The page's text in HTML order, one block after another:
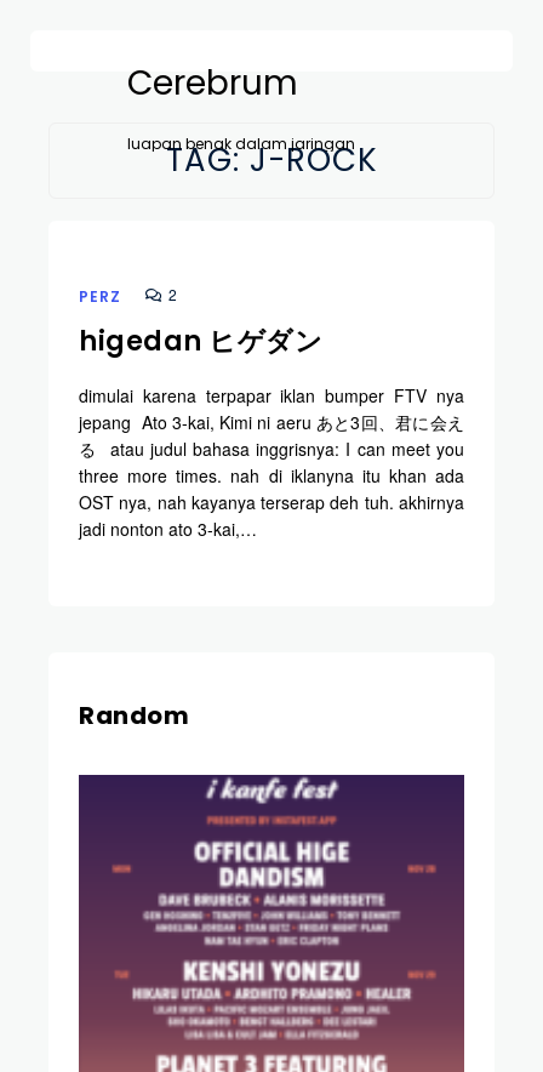
Cerebrum
luapan benak dalam jaringan
TAG:J-ROCK
PERZ 2
higedan ヒゲダン
dimulai karena terpapar iklan bumper FTV nya
jepang Ato 3-kai, Kimi ni aeru あと3回、君に会え
る atau judul bahasa inggrisnya: I can meet you
three more times. nah di iklanyna itu khan ada
OST nya, nah kayanya terserap deh tuh. akhirnya
jadi nonton ato 3-kai,…
Random